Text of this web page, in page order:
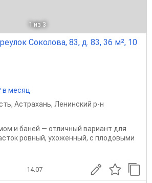
1 из 3
Соколова, 83, д. 83, 36 м², 10
в месяц
, Астрахань, Ленинский р-н
и баней — отличный вариант для
ровный, ухоженный, с плодовыми
14.07